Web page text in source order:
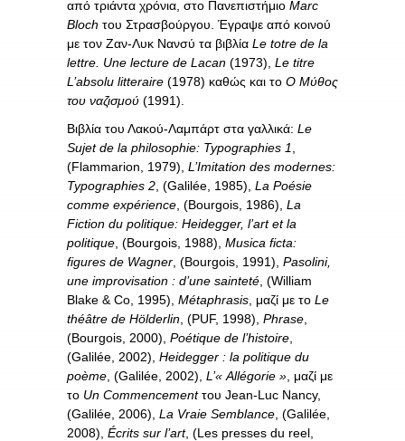
από τριάντα χρόνια, στο Πανεπιστήμιο Marc
Bloch του Στρασβούργου. Έγραψε από κοινού
με τον Ζαν-Λυκ Νανσύ τα βιβλία Le totre de la
lettre. Une lecture de Lacan (1973), Le titre
L’absolu litteraire (1978) καθώς και το Ο Μύθος
του ναζισμού (1991).
Βιβλία του Λακού-Λαμπάρτ στα γαλλικά: Le
Sujet de la philosophie: Typographies 1
(Flammarion, 1979), L’Imitation des modernes:
Typographies 2 , (Galilée, 1985), La Poésie
comme expérience , (Bourgois, 1986), La
Fiction du politique: Heidegger, l’art et la
politique , (Bourgois, 1988), Musica ficta:
figures de Wagner , (Bourgois, 1991), Pasolini,
une improvisation : d’une sainteté , (William
Blake & Co, 1995), Métaphrasis , μαζί με το Le
théâtre de Hölderlin , (PUF, 1998), Phrase
(Bourgois, 2000), Poétique de l’histoire
(Galilée, 2002), Heidegger : la politique du
poème , (Galilée, 2002), L’« Allégorie » , μαζί με
το Un Commencementτου Jean-Luc Nancy,
(Galilée, 2006), La Vraie Semblance , (Galilée,
2008), Écrits sur l’art, (Les presses du reel,